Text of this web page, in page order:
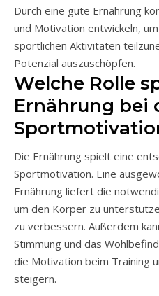
Durch eine gute Ernährung
und Motivation entwickeln,
sportlichen Aktivitäten
Potenzial auszuschöpfen.
Welche Rolle
Ernährung bei
Die Ernährung spielt eine
Sportmotivation. Eine
Ernährung liefert die
um den Körper zu
zu verbessern. Außerdem
Stimmung und das
die Motivation beim Training
steigern.